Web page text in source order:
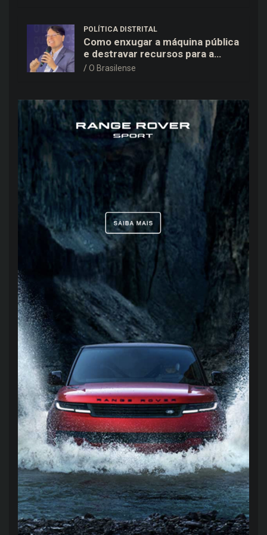
POLÍTICA DISTRITAL
Como enxugar a máquina pública
e destravar recursos para a
saúde e educação no DF
O Brasilense